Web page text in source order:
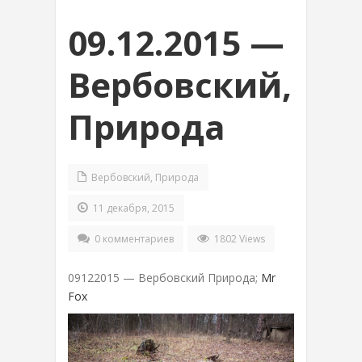
09.12.2015 —
Вербовский,
Природа
Вербовский, Природа
11 декабря, 2015
0 комментариев 1802 Views
09122015 — Вербовский Природа; Mr
Fox